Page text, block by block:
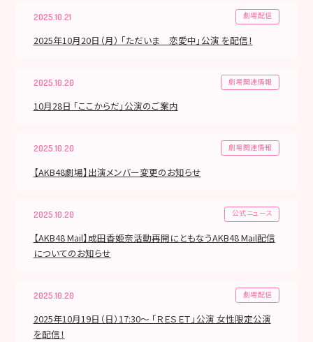
2025.10.21 劇場配信
2025年10月20日（月） 「ただいま 恋愛中」公演 を配信！
2025.10.20 劇場関連情報
10月28日 「ここからだ」公演のご案内
2025.10.20 劇場関連情報
【AKB48劇場】出演メンバー変更のお知らせ
2025.10.20 公式ニュース
【AKB48 Mail】成田香姫奈活動再開にともなうAKB48 Mail配信
についてのお知らせ
2025.10.20 劇場配信
2025年10月19日（日）17:30～ 「ＲＥＳＥＴ」公演 女性限定公演
を配信！